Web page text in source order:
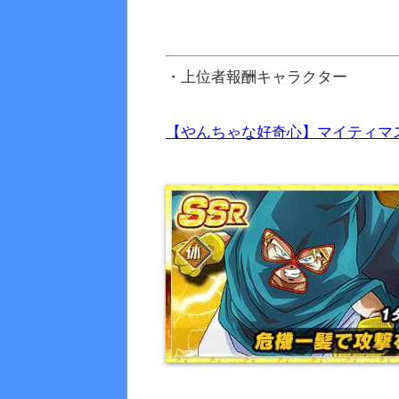
・上位者報酬キャラクター
【やんちゃな好奇心】マイティマ